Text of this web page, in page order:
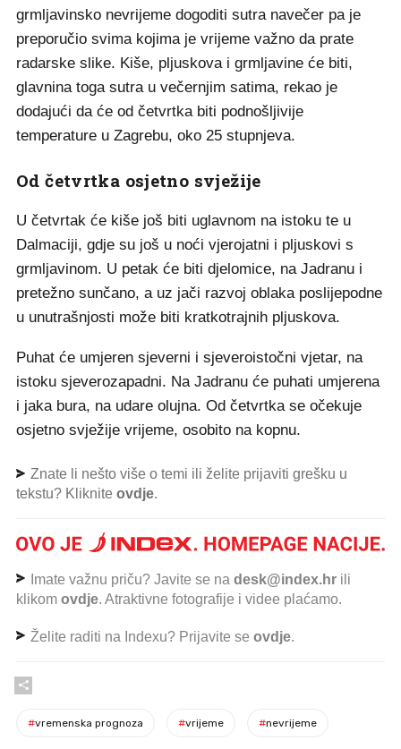
grmljavinsko nevrijeme dogoditi sutra navečer pa je
preporučio svima kojima je vrijeme važno da prate
radarske slike. Kiše, pljuskova i grmljavine će biti,
glavnina toga sutra u večernjim satima, rekao je
dodajući da će od četvrtka biti podnošljivije
temperature u Zagrebu, oko 25 stupnjeva.
Od četvrtka osjetno svježije
U četvrtak će kiše još biti uglavnom na istoku te u
Dalmaciji, gdje su još u noći vjerojatni i pljuskovi s
grmljavinom. U petak će biti djelomice, na Jadranu i
pretežno sunčano, a uz jači razvoj oblaka poslijepodne
u unutrašnjosti može biti kratkotrajnih pljuskova.
Puhat će umjeren sjeverni i sjeveroistočni vjetar, na
istoku sjeverozapadni. Na Jadranu će puhati umjerena
i jaka bura, na udare olujna. Od četvrtka se očekuje
osjetno svježije vrijeme, osobito na kopnu.
Znate li nešto više o temi ili želite prijaviti grešku u
tekstu? Kliknite ovdje.
Imate važnu priču? Javite se na desk@index.hr ili
klikom ovdje. Atraktivne fotografije i videe plaćamo.
Želite raditi na Indexu? Prijavite se ovdje.
#vremenska prognoza #vrijeme #nevrijeme